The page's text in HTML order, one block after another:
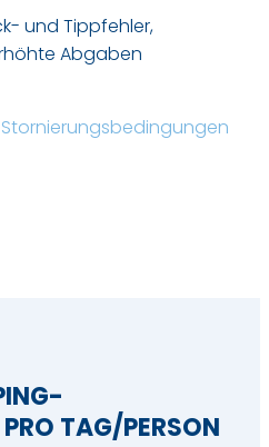
und Tippfehler,
Abgaben
TAG/PERSON